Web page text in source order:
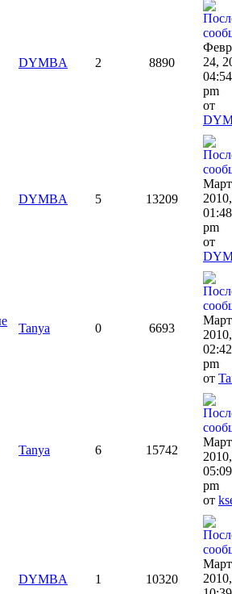
DYMBA 2 8890
24,
pm
от
DYMBA 5 13209
2010,
pm
от
Tanya 0 6693
2010,
pm
от
Tanya 6 15742
2010,
pm
от
DYMBA 1 10320
2010,